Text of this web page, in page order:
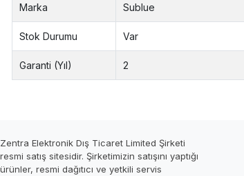
Marka Sublue
Stok Durumu Var
Garanti (Yıl) 2
Zentra Elektronik Dış Ticaret Limited Şirketi
resmi satış sitesidir. Şirketimizin satışını yaptığı
ürünler, resmi dağıtıcı ve yetkili servis